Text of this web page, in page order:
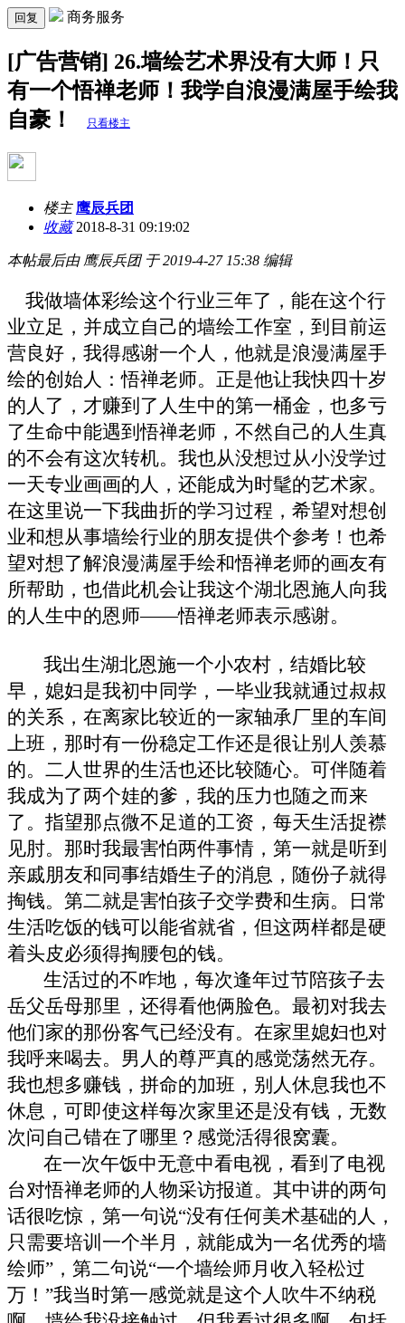
回复 商务服务
[广告营销] 26.墙绘艺术界没有大师！只
有一个悟禅老师！我学自浪漫满屋手绘我
自豪！
只看楼主
楼主 鹰辰兵团
收藏2018-8-31 09:19:02
本帖最后由 鹰辰兵团 于 2019-4-27 15:38 编辑
我做墙体彩绘这个行业三年了，能在这个行
业立足，并成立自己的墙绘工作室，到目前运
营良好，我得感谢一个人，他就是浪漫满屋手
绘的创始人：悟禅老师。正是他让我快四十岁
的人了，才赚到了人生中的第一桶金，也多亏
了生命中能遇到悟禅老师，不然自己的人生真
的不会有这次转机。我也从没想过从小没学过
一天专业画画的人，还能成为时髦的艺术家。
在这里说一下我曲折的学习过程，希望对想创
业和想从事墙绘行业的朋友提供个参考！也希
望对想了解浪漫满屋手绘和悟禅老师的画友有
所帮助，也借此机会让我这个湖北恩施人向我
的人生中的恩师——悟禅老师表示感谢。
我出生湖北恩施一个小农村，结婚比较
早，媳妇是我初中同学，一毕业我就通过叔叔
的关系，在离家比较近的一家轴承厂里的车间
上班，那时有一份稳定工作还是很让别人羡慕
的。二人世界的生活也还比较随心。可伴随着
我成为了两个娃的爹，我的压力也随之而来
了。指望那点微不足道的工资，每天生活捉襟
见肘。那时我最害怕两件事情，第一就是听到
亲戚朋友和同事结婚生子的消息，随份子就得
掏钱。第二就是害怕孩子交学费和生病。日常
生活吃饭的钱可以能省就省，但这两样都是硬
着头皮必须得掏腰包的钱。
生活过的不咋地，每次逢年过节陪孩子去
岳父岳母那里，还得看他俩脸色。最初对我去
他们家的那份客气已经没有。在家里媳妇也对
我呼来喝去。男人的尊严真的感觉荡然无存。
我也想多赚钱，拼命的加班，别人休息我也不
休息，可即使这样每次家里还是没有钱，无数
次问自己错在了哪里？感觉活得很窝囊。
在一次午饭中无意中看电视，看到了电视
台对悟禅老师的人物采访报道。其中讲的两句
话很吃惊，第一句说“没有任何美术基础的人，
只需要培训一个半月，就能成为一名优秀的墙
绘师” ，第二句说“一个墙绘师月收入轻松过
万！ ”我当时第一感觉就是这个人吹牛不纳税